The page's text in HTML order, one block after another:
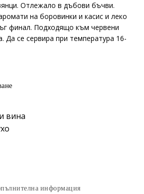
Отлежало в дъбови бъчви.
на боровинки и касис и леко
финал. Подходящо към червени
Да се сервира при температура 16-
вина
информация